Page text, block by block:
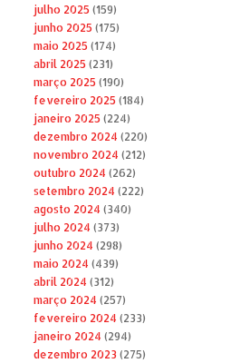
julho 2025 (159)
junho 2025 (175)
maio 2025 (174)
abril 2025 (231)
março 2025 (190)
fevereiro 2025 (184)
janeiro 2025 (224)
dezembro 2024 (220)
novembro 2024 (212)
outubro 2024 (262)
setembro 2024 (222)
agosto 2024 (340)
julho 2024 (373)
junho 2024 (298)
maio 2024 (439)
abril 2024 (312)
março 2024 (257)
fevereiro 2024 (233)
janeiro 2024 (294)
dezembro 2023(275)